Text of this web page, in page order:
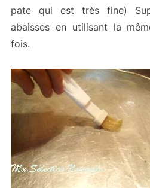
pate qui est très fine)
abaisses en utilisant la
fois.